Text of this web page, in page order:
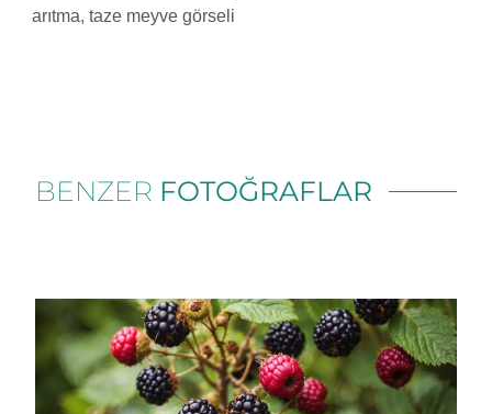
arıtma, taze meyve görseli
BENZER FOTOĞRAFLAR